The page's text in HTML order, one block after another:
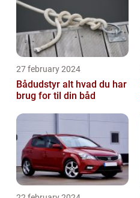
27 february 2024
Bådudstyr alt hvad du har
brug for til din båd